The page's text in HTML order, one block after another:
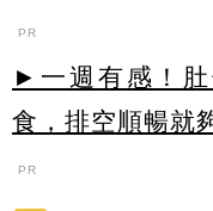
PR
►一週有感！
食，排空順暢就
PR